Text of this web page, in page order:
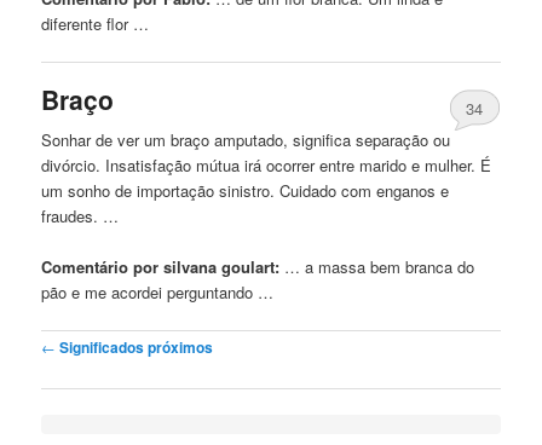
diferente flor …
Braço
34
Sonhar de ver um braço amputado, significa separação ou
divórcio. Insatisfação mútua irá ocorrer entre marido e mulher. É
um sonho de importação sinistro. Cuidado com enganos e
fraudes. …
Comentário por silvana goulart: … a massa bembranca do
pão e me acordei perguntando …
Post navigation
← Significados próximos